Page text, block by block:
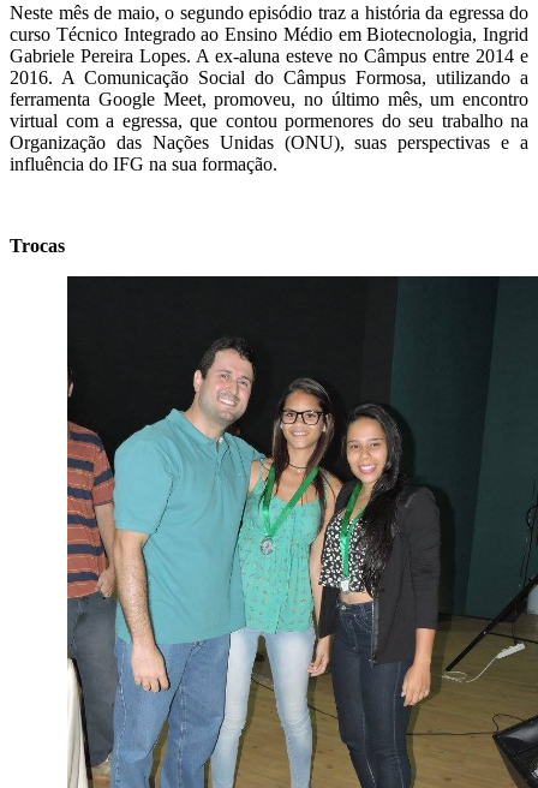
Neste mês de maio, o segundo episódio traz a história da egressa do
curso Técnico Integrado ao Ensino Médio em Biotecnologia, Ingrid
Gabriele Pereira Lopes. A ex-aluna esteve no Câmpus entre 2014 e
2016. A Comunicação Social do Câmpus Formosa, utilizando a
ferramenta Google Meet, promoveu, no último mês, um encontro
virtual com a egressa, que contou pormenores do seu trabalho na
Organização das Nações Unidas (ONU), suas perspectivas e a
influência do IFG na sua formação.
Trocas